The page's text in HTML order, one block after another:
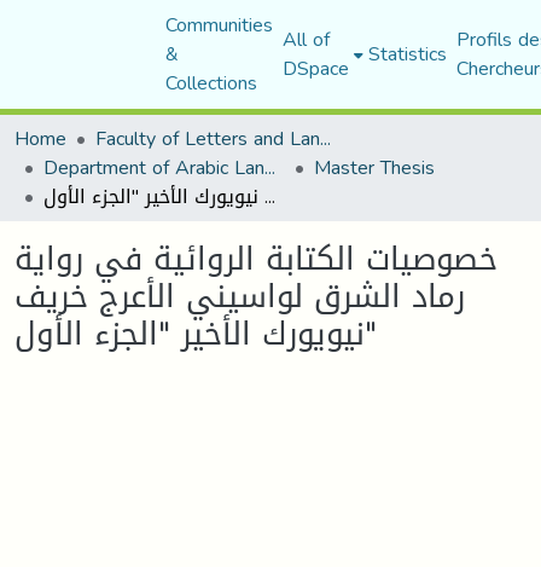
Communities
&
Collections
All of
DSpace Statistics Profils
Home
Faculty of Letters and Languages
Department of Arabic Language and Literature Master Thesis
خصوصيات الكتابة الروائية في رواية رماد الشرق لواسيني الأعرج خريف نيويورك الأخير "الجزء الأول"
خصوصيات الكتابة الروائية في رواية
رماد الشرق لواسيني الأعرج خريف
نيويورك الأخير "الجزء الأول"